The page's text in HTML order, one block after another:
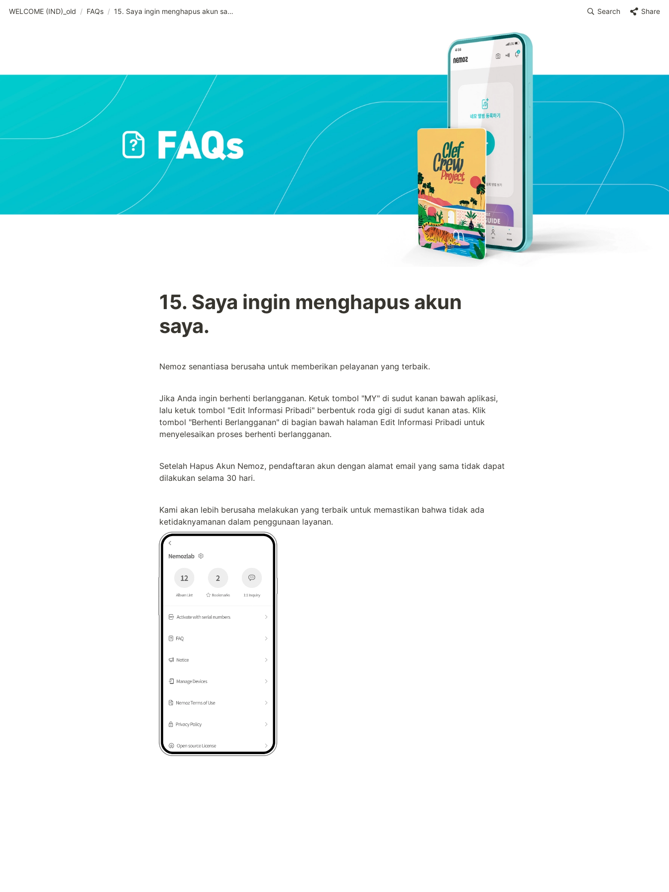
WELCOME (IND)_old / FAQs / 15. Saya ingin menghapus akun saya. Search Share
15. Saya ingin menghapus akun
saya.
Nemoz senantiasa berusaha untuk memberikan pelayanan yang terbaik.
Jika Anda ingin berhenti berlangganan. Ketuk tombol "MY" di sudut kanan bawah aplikasi,
lalu ketuk tombol "Edit Informasi Pribadi" berbentuk roda gigi di sudut kanan atas. Klik
tombol "Berhenti Berlangganan" di bagian bawah halaman Edit Informasi Pribadi untuk
menyelesaikan proses berhenti berlangganan.
Setelah Hapus Akun Nemoz, pendaftaran akun dengan alamat email yang sama tidak dapat
dilakukan selama 30 hari.
Kami akan lebih berusaha melakukan yang terbaik untuk memastikan bahwa tidak ada
ketidaknyamanan dalam penggunaan layanan.